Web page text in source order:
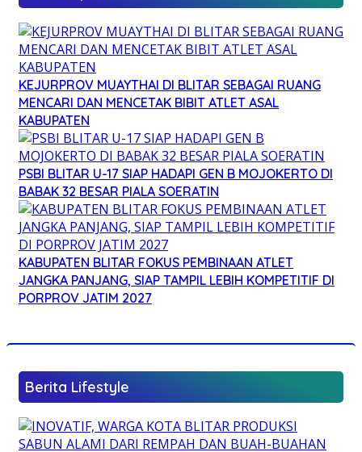
KEJURPROV MUAYTHAI DI BLITAR SEBAGAI RUANG
MENCARI DAN MENCETAK BIBIT ATLET ASAL
KABUPATEN
PSBI BLITAR U-17 SIAP HADAPI GEN B MOJOKERTO DI
BABAK 32 BESAR PIALA SOERATIN
KABUPATEN BLITAR FOKUS PEMBINAAN ATLET
JANGKA PANJANG, SIAP TAMPIL LEBIH KOMPETITIF DI
PORPROV JATIM 2027
Berita Lifestyle